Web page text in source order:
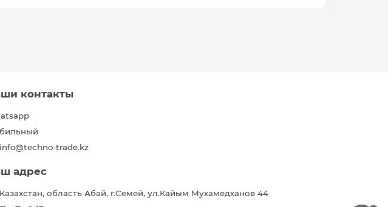
контакты
info@techno-trade.kz
адрес
Казахстан, область Абай, г.Семей, ул.Кайым Мухамедханов 44